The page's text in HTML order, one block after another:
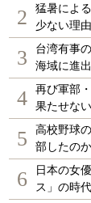
2
猛暑によ
少ない理
3
台湾有事
海域に進
4
再び軍部
果たせな
5
高校野球
部したのか
6
日本の女
ス」の時